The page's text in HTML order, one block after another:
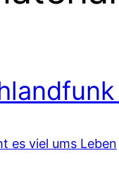
es viel ums Leben